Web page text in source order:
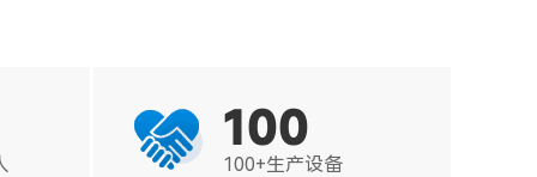
 100
100+生产设备